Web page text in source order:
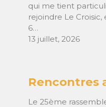
qui me tient
rejoindre Le
6…
13 juillet, 2026
Rencontres
Le 25ème